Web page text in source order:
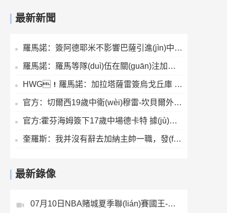
最新新聞
羅馬諾：簽阿德耶米不影響巴薩引進(jìn)中鋒，阿爾瓦雷斯是頭號目標(biāo)
羅馬諾：羅馬等隊(duì)伍在關(guān)注加納喬情況，羅馬目前只考慮租借
HWG！羅馬諾：加拉塔薩雷簽烏戈丘庫 先租后買總價(jià)稍低于3000萬歐
官方：切爾西19歲中衛(wèi)穆雷-坎貝爾外租比甲科特賴克 租期一個(gè)賽季
官方:霍芬海姆簽下17歲中場德卡特 據(jù)悉轉(zhuǎn)會費(fèi)1700萬歐+浮動+二轉(zhuǎn)
奎羅斯：我并沒有辭去加納主帥一職，發(fā)文只是表達(dá)感謝而已
最新錄像
07月10日NBA賭城夏季聯(lián)賽國王-快船全場錄像